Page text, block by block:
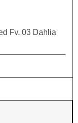
Fv. 03 Dahlia